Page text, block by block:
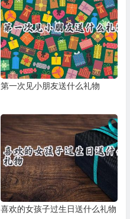
第一次见小朋友送什么礼物
喜欢的女孩子过生日送什么礼物